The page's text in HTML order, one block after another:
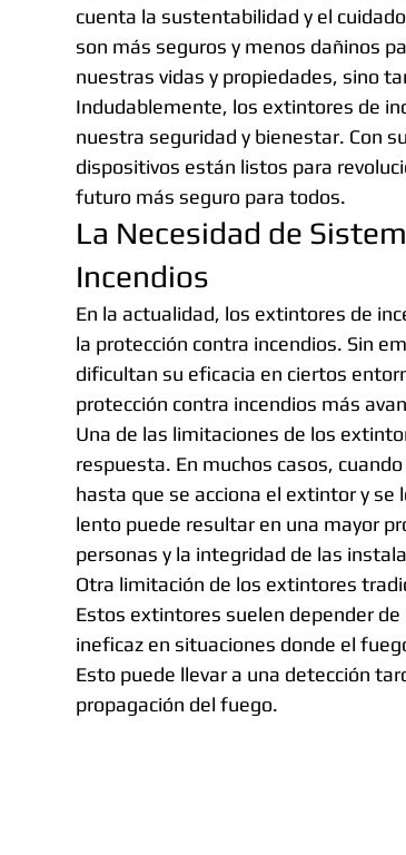
cuenta la sustentabilidad y el
son más seguros y menos dañinos
nuestras vidas y propiedades, sino
Indudablemente, los extintores de
nuestra seguridad y bienestar. Con
dispositivos están listos para
futuro más seguro para todos.
La Necesidad de
Incendios
En la actualidad, los extintores de
la protección contra incendios. Sin
dificultan su eficacia en ciertos
protección contra incendios más
Una de las limitaciones de los
respuesta. En muchos casos,
hasta que se acciona el extintor y
lento puede resultar en una mayor
personas y la integridad de las
Otra limitación de los extintores
Estos extintores suelen depender
ineficaz en situaciones donde el
Esto puede llevar a una detección
propagación del fuego.